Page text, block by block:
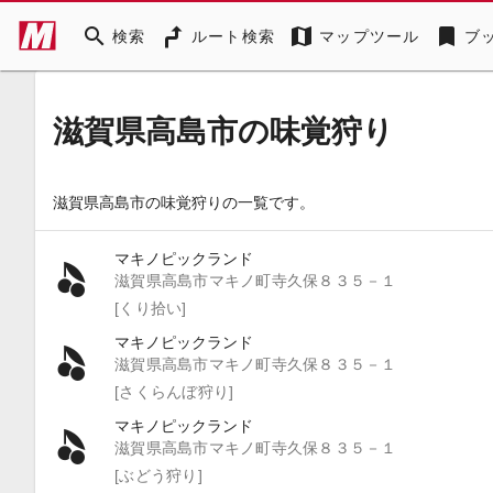
search 検索 ルート検索 map マップツール bookmark ブ
滋賀県高島市の味覚狩り
滋賀県高島市の味覚狩りの一覧です。
マキノピックランド
滋賀県高島市マキノ町寺久保８３５－１
[くり拾い]
マキノピックランド
滋賀県高島市マキノ町寺久保８３５－１
[さくらんぼ狩り]
マキノピックランド
滋賀県高島市マキノ町寺久保８３５－１
[ぶどう狩り]